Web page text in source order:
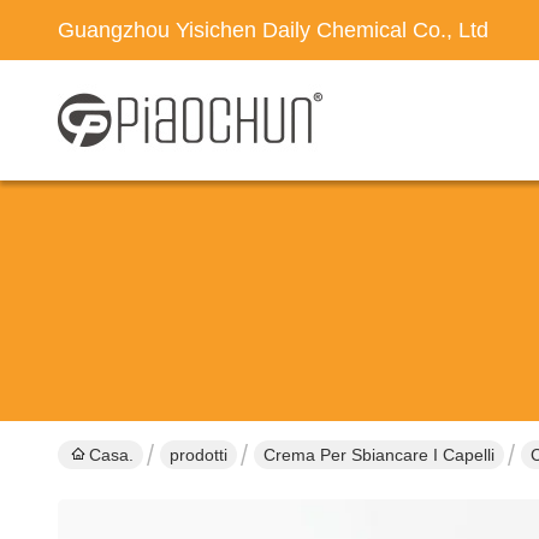
Guangzhou Yisichen Daily Chemical Co., Ltd
Casa. prodotti Crema Per Sbiancare I Capelli